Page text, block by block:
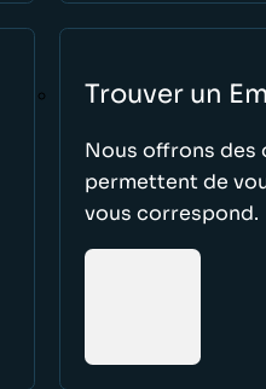
Trouver un
Nous offrons des
permettent de
vous correspond.